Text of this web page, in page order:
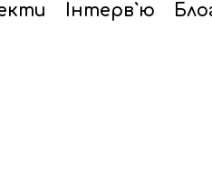
Інтерв`ю